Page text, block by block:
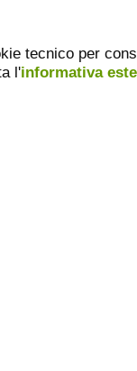
tecnico per
l'informativa